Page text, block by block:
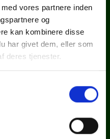
vores partnere inden
og
kan kombinere disse
har givet dem, eller som
deres tjenester.